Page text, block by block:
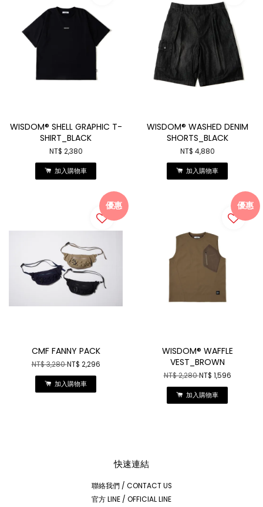
WISDOM® SHELL GRAPHIC T-
SHIRT_BLACK
NT$ 2,380
加入購物車
WISDOM® WASHED DENIM
SHORTS_BLACK
NT$ 4,880
加入購物車
優惠
CMF FANNY PACK
NT$ 3,280NT$ 2,296
加入購物車
優惠
WISDOM® WAFFLE
VEST_BROWN
NT$ 2,280NT$ 1,596
加入購物車
快速連結
聯絡我們 / CONTACT US
官方 LINE / OFFICIAL LINE